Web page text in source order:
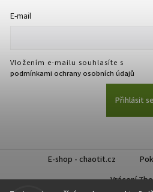
E-mail
Vložením e-mailu souhlasíte s
podmínkami ochrany osobních údajů
Přihlásit se
E-shop - chaotit.cz
Vrácení